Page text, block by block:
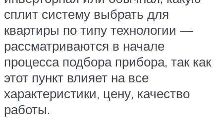
сплит систему выбрать для
квартиры по типу технологии —
рассматриваются в начале
процесса подбора прибора, так как
этот пункт влияет на все
характеристики, цену, качество
работы.